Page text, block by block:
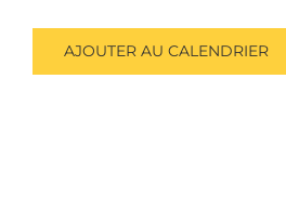
AJOUTER AU CALENDRIER